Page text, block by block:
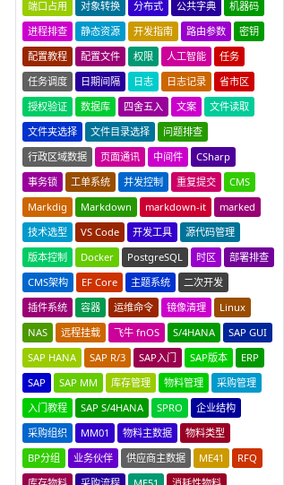
端口占用
对象转换 分布式 公共字典
机器码
进程排查
静态资源 开发指南 路由参数
密钥
配置教程
配置文件 权限 人工智能
任务
任务调度
日期间隔 日志 日志记录
省市区
授权验证
数据库 四舍五入 文案
文件读取
文件夹选择
文件目录选择
问题排查
行政区域数据
页面通讯 中间件
CSharp
事务锁
工单系统 并发控制 重复提交
CMS
Markdig
Markdown markdown-it
marked
技术选型
VS Code 开发工具
源代码管理
版本控制
Docker PostgreSQL 时区
部署排查
CMS架构
EF Core 主题系统
二次开发
插件系统
容器 运维命令 镜像清理
Linux
NAS
远程挂载 飞牛 fnOS S/4HANA
SAP GUI
SAP HANA
SAP R/3 SAP入门 SAP版本
ERP
SAP
SAP MM 库存管理 物料管理
采购管理
入门教程
SAP S/4HANA SPRO
企业结构
采购组织
MM01 物料主数据
物料类型
BP分组
业务伙伴 供应商主数据 ME41
RFQ